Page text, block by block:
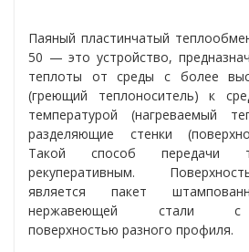
Паяный пластинчатый
50 — это устройство,
теплоты от среды с более
(греющий теплоноситель) к
температурой (нагреваемый
разделяющие стенки
Такой способ передачи
рекуперативным.
является пакет
нержавеющей стали с
поверхностью разного профиля.